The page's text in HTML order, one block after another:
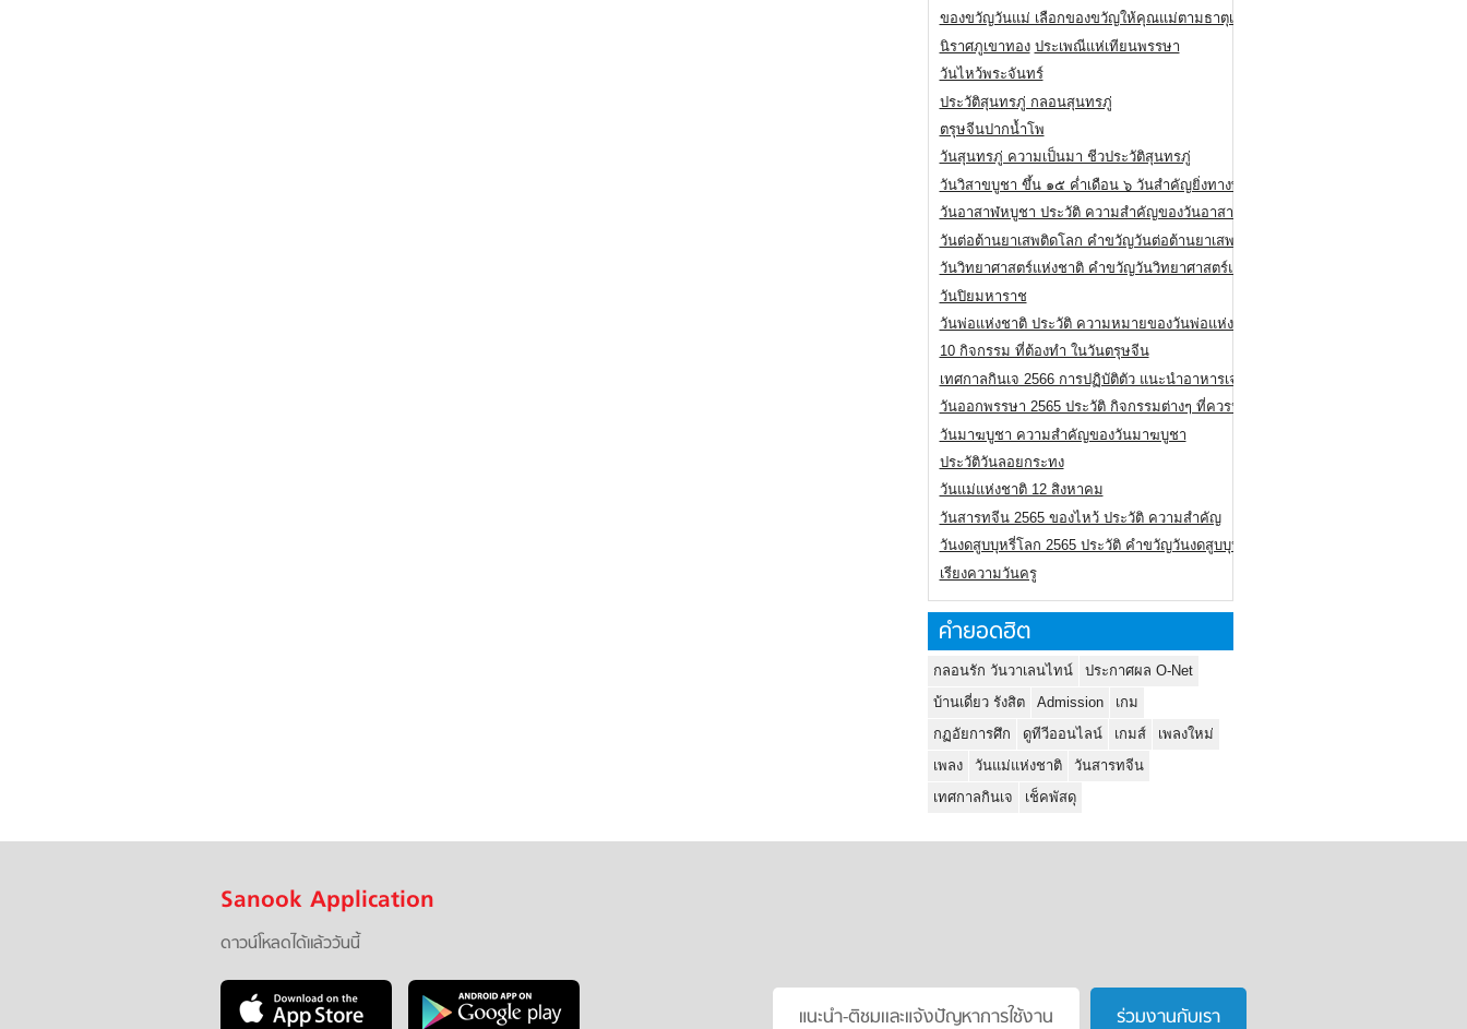
ของขวัญวันแม่ เลือกของขวัญให้คุณแม่ตามธาตุเกิด
นิราศภูเขาทอง ประเพณีแห่เทียนพรรษา
วันไหว้พระจันทร์
ประวัติสุนทรภู่ กลอนสุนทรภู่
ตรุษจีนปากน้ำโพ
วันสุนทรภู่ ความเป็นมา ชีวประวัติสุนทรภู่
วันวิสาขบูชา ขึ้น ๑๕ ค่ำเดือน ๖ วันสำคัญยิ่งทางพระพุทธศาสนา
วันอาสาฬหบูชา ประวัติ ความสําคัญของวันอาสาฬหบูชา
วันต่อต้านยาเสพติดโลก คำขวัญวันต่อต้านยาเสพติดสากล
วันวิทยาศาสตร์แห่งชาติ คำขวัญวันวิทยาศาสตร์แห่งชาติ
วันปิยมหาราช
วันพ่อแห่งชาติ ประวัติ ความหมายของวันพ่อแห่งชาติ
10 กิจกรรม ที่ต้องทำ ในวันตรุษจีน
เทศกาลกินเจ 2566 การปฏิบัติตัว แนะนำอาหารเจ
วันออกพรรษา 2565 ประวัติ กิจกรรมต่างๆ ที่ควรปฏิบัติ
วันมาฆบูชา ความสำคัญของวันมาฆบูชา
ประวัติวันลอยกระทง
วันแม่แห่งชาติ 12 สิงหาคม
วันสารทจีน 2565 ของไหว้ ประวัติ ความสำคัญ
วันงดสูบบุหรี่โลก 2565 ประวัติ คำขวัญวันงดสูบบุหรี่โลก
เรียงความวันครู
คำยอดฮิต
กลอนรัก วันวาเลนไทน์
ประกาศผล O-Net
บ้านเดี่ยว รังสิต
Admission
เกม
กฏอัยการศึก
ดูทีวีออนไลน์ เกมส์
เพลงใหม่
เพลง
วันแม่แห่งชาติ
วันสารทจีน
เทศกาลกินเจ
เช็คพัสดุ
Sanook Application
ดาวน์โหลดได้แล้ววันนี้
แนะนำ-ติชมเเละแจ้งปัญหาการใช้งาน ร่วมงานกับเรา